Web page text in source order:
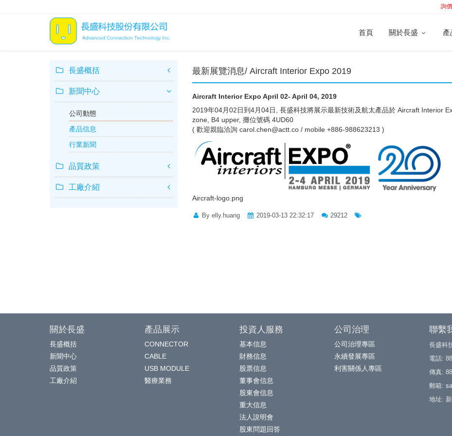
詢價
首頁 關於長盛 產
長盛概括
新聞中心
公司動態
產品信息
行業新聞
品質政策
工廠介紹
最新展覽消息/ Aircraft Interior Expo 2019
Aircraft Interior Expo April 02- April 04, 2019
2019年04月02日到4月04日, 長盛科技將展示最新技術及航太產品於 Aircraft Interior
zone, B4 upper, 攤位號碼 4UD60
( 歡迎親臨洽詢 carol.chen@actt.co / mobile +886-988623213 )
Aircraft-logo.png
By elly.huang 2019-03-13 22:32:17 29212
關於長盛
長盛概括
新聞中心
品質政策
工廠介紹
產品展示
CONNECTOR
CABLE
USB MODULE
醫療業務
投資人服務
基本信息
財務信息
股票信息
董事會信息
股東會信息
重大信息
法人說明會
股東問題回答
公司治理
公司治理專區
永續發展專區
利害關係人專區
聯繫
長盛科
電話:
傳真:
郵箱:
地址: